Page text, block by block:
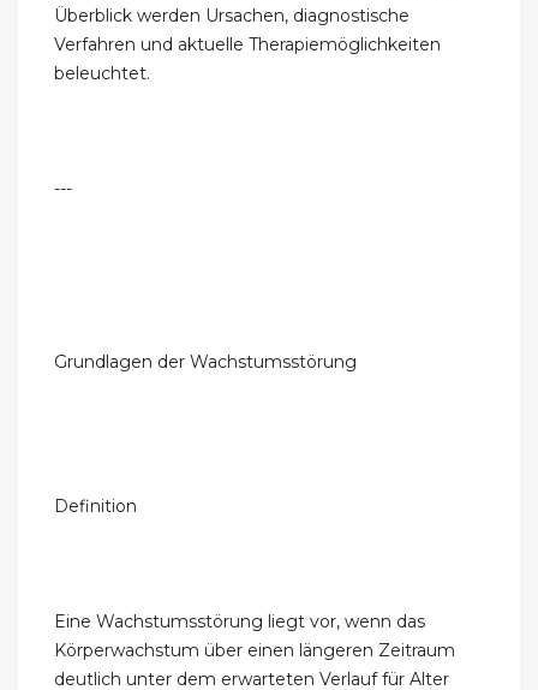
Überblick werden Ursachen, diagnostische
Verfahren und aktuelle Therapiemöglichkeiten
beleuchtet.
---
Grundlagen der Wachstumsstörung
Definition
Eine Wachstumsstörung liegt vor, wenn das
Körperwachstum über einen längeren Zeitraum
deutlich unter dem erwarteten Verlauf für Alter